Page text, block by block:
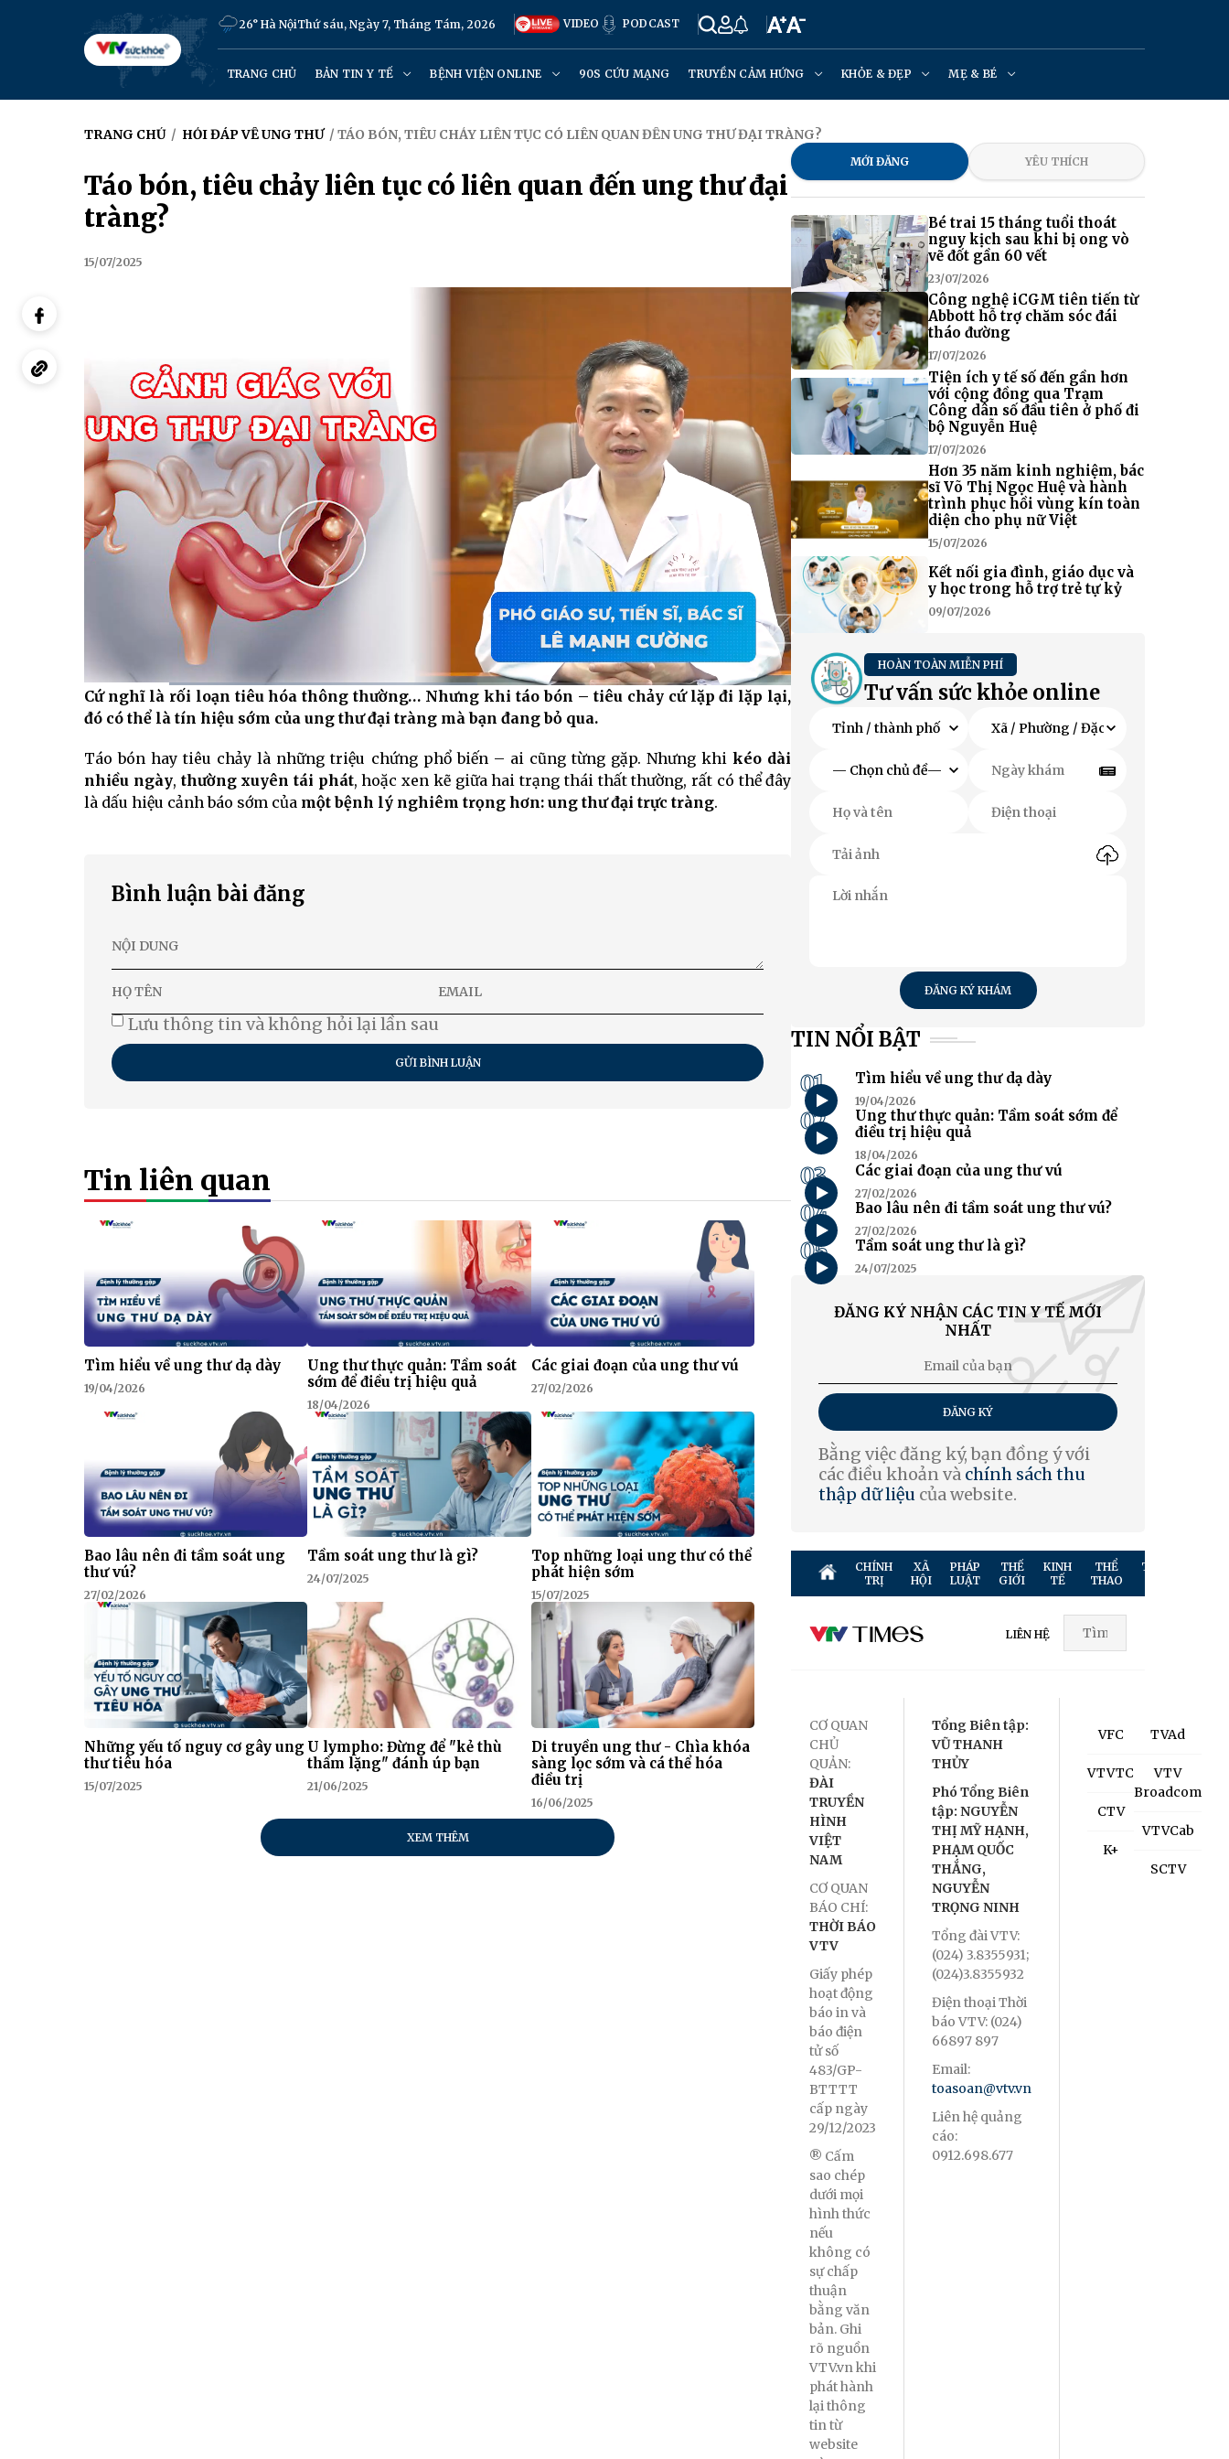
26° Hà NộiThứ sáu, Ngày 7, Tháng Tám, 2026 VIDEO PODCAST
TRANG CHỦ BẢN TIN Y TẾ BỆNH VIỆN ONLINE 90S CỨU MẠNG TRUYỀN CẢM HỨNG KHỎE & ĐẸP MẸ & BÉ
TRANG CHỦ / HỎI ĐÁP VỀ UNG THƯ / TÁO BÓN, TIÊU CHẢY LIÊN TỤC CÓ LIÊN QUAN ĐẾN UNG THƯ ĐẠI TRÀNG?
Táo bón, tiêu chảy liên tục có liên quan đến ung thư đại
tràng?
15/07/2025
Current
Time
0:06 / Duration
0:50 HD Auto
Cứ nghĩ là rối loạn tiêu hóa thông thường… Nhưng khi táo bón – tiêu chảy cứ lặp đi lặp lại,
đó có thể là tín hiệu sớm của ung thư đại tràng mà bạn đang bỏ qua.
Táo bón hay tiêu chảy là những triệu chứng phổ biến – ai cũng từng gặp. Nhưng khikéo dài
nhiều ngày, thường xuyên tái phát, hoặc xen kẽ giữa hai trạng thái thất thường, rất có thể đây
là dấu hiệu cảnh báo sớm của một bệnh lý nghiêm trọng hơn: ung thư đại trực tràng.
Bình luận bài đăng
Lưu thông tin và không hỏi lại lần sau
GỬI BÌNH LUẬN
Tin liên quan
Tìm hiểu về ung thư dạ dày
19/04/2026
Ung thư thực quản: Tầm soát
sớm để điều trị hiệu quả
18/04/2026
Các giai đoạn của ung thư vú
27/02/2026
Bao lâu nên đi tầm soát ung
thư vú?
27/02/2026
Tầm soát ung thư là gì?
24/07/2025
Top những loại ung thư có thể
phát hiện sớm
15/07/2025
Những yếu tố nguy cơ gây ung
thư tiêu hóa
15/07/2025
U lympho: Đừng để "kẻ thù
thầm lặng" đánh úp bạn
21/06/2025
Di truyền ung thư - Chìa khóa
sàng lọc sớm và cá thể hóa
điều trị
16/06/2025
XEM THÊM
MỚI ĐĂNG YÊU THÍCH
Bé trai 15 tháng tuổi thoát
nguy kịch sau khi bị ong vò
vẽ đốt gần 60 vết
23/07/2026
Công nghệ iCGM tiên tiến từ
Abbott hỗ trợ chăm sóc đái
tháo đường
17/07/2026
Tiện ích y tế số đến gần hơn
với cộng đồng qua Trạm
Công dân số đầu tiên ở phố đi
bộ Nguyễn Huệ
17/07/2026
Hơn 35 năm kinh nghiệm, bác
sĩ Võ Thị Ngọc Huệ và hành
trình phục hồi vùng kín toàn
diện cho phụ nữ Việt
15/07/2026
Kết nối gia đình, giáo dục và
y học trong hỗ trợ trẻ tự kỷ
09/07/2026
HOÀN TOÀN MIỄN PHÍ
Tư vấn sức khỏe online
ĐĂNG KÝ KHÁM
TIN NỔI BẬT
01 Tìm hiểu về ung thư dạ dày
19/04/2026
02
Ung thư thực quản: Tầm soát sớm để
điều trị hiệu quả
18/04/2026
03 Các giai đoạn của ung thư vú
27/02/2026
04 Bao lâu nên đi tầm soát ung thư vú?
27/02/2026
05 Tầm soát ung thư là gì?
24/07/2025
ĐĂNG KÝ NHẬN CÁC TIN Y TẾ MỚI
NHẤT
ĐĂNG KÝ
Bằng việc đăng ký, bạn đồng ý với
các điều khoản và chính sách thu
thập dữ liệu của website.
CHÍNH
TRỊ
XÃ
HỘI
PHÁP
LUẬT
THẾ
GIỚI
KINH
TẾ
THỂ
THAO
TRUYỀN
LIÊN HỆ
CƠ QUAN
CHỦ
QUẢN:
ĐÀI
TRUYỀN
HÌNH
VIỆT
NAM
CƠ QUAN
BÁO CHÍ:
THỜI BÁO
VTV
Giấy phép
hoạt động
báo in và
báo điện
tử số
483/GP-
BTTTT
cấp ngày
29/12/2023
® Cấm
sao chép
dưới mọi
hình thức
nếu
không có
sự chấp
thuận
bằng văn
bản. Ghi
rõ nguồn
VTV.vn khi
phát hành
lại thông
tin từ
website
Tổng Biên tập:
VŨ THANH
THỦY
Phó Tổng Biên
tập: NGUYỄN
THỊ MỸ HẠNH,
PHẠM QUỐC
THẮNG,
NGUYỄN
TRỌNG NINH
Tổng đài VTV:
(024) 3.8355931;
(024)3.8355932
Điện thoại Thời
báo VTV: (024)
66897 897
Email:
toasoan@vtv.vn
Liên hệ quảng
cáo:
0912.698.677
VFC
VTVTC
CTV
K+
TVAd
VTV
Broadcom
VTVCab
SCTV